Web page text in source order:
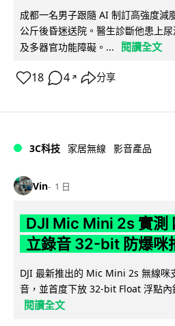
成都一名男子跟隨 AI 制訂高強度減
公斤後昏迷送院。醫生診斷他患上
及多器官功能障礙。...
閱讀全文
18 4 ↗ 分享
3C科技 家居無線 影音產品
Vin 1 日
DJI Mic Mini 2s 實測
立錄音 32-bit 防爆咪
DJI 最新推出的 Mic Mini 2s 無線咪
音，並首度下放 32-bit Float 浮點
閱讀全文